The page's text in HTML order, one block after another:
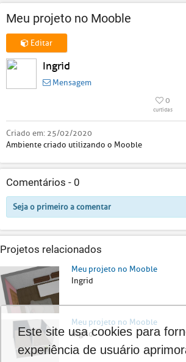
Meu projeto no Mooble
Editar
Ingrid
Mensagem
0
curtidas
Criado em: 25/02/2020
Ambiente criado utilizando o Mooble
Comentários - 0
Seja o primeiro a comentar
Projetos relacionados
Meu projeto no Mooble
Ingrid
Meu projeto no Mooble
Ingrid
Este site usa cookies para
experiência de usuário